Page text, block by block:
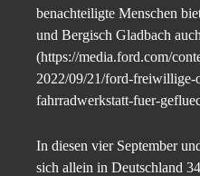
benachteiligte Menschen
und Bergisch Gladbach
(https://media.ford.com/
2022/09/21/ford-freiwillige-
fahrradwerkstatt-fuer-
In diesen vier September
sich allein in Deutschland